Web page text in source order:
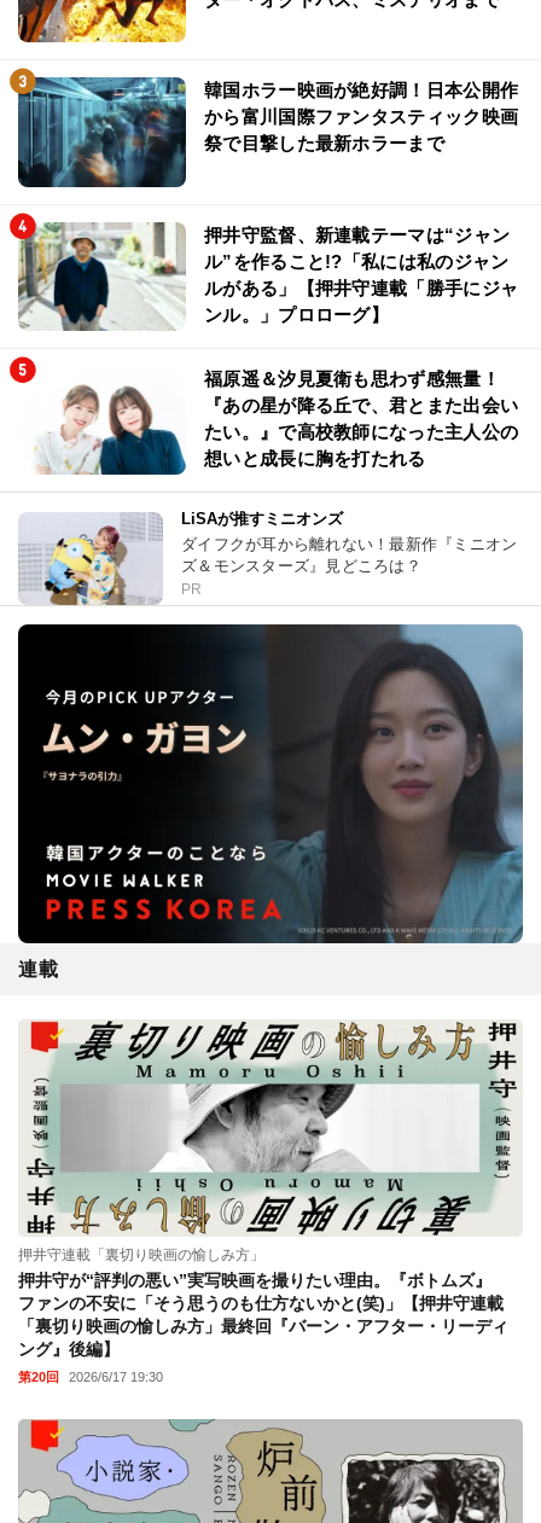
韓国ホラー映画が絶好調！日本公開作
から富川国際ファンタスティック映画
祭で目撃した最新ホラーまで
押井守監督、新連載テーマは“ジャン
ル”を作ること!?「私には私のジャン
ルがある」【押井守連載「勝手にジャ
ンル。」プロローグ】
福原遥＆汐見夏衛も思わず感無量！
『あの星が降る丘で、君とまた出会い
たい。』で高校教師になった主人公の
想いと成長に胸を打たれる
LiSAが推すミニオンズ
ダイフクが耳から離れない！最新作『ミニオン
ズ＆モンスターズ』見どころは？
PR
連載
押井守連載「裏切り映画の愉しみ方」
押井守が“評判の悪い”実写映画を撮りたい理由。『ボトムズ』
ファンの不安に「そう思うのも仕方ないかと(笑)」【押井守連載
「裏切り映画の愉しみ方」最終回『バーン・アフター・リーディ
ング』後編】
第20回 2026/6/17 19:30